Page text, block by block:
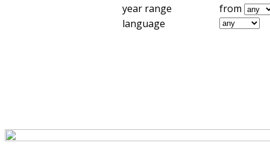
year range
from
language